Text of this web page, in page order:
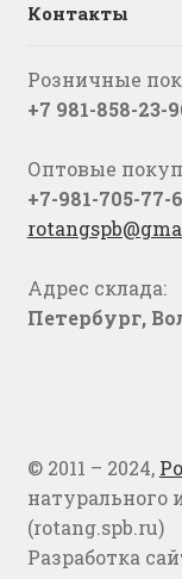
Контакты
Розничные
+7 981-858-23-
Оптовые
+7-981-705-
Адрес склада:
Петербург,
© 2011 – 2024,
натурального
(rotang.spb.ru)
Разработка